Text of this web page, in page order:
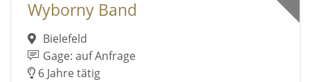
Wyborny Band
Bielefeld
Gage: auf Anfrage
6 Jahre tätig